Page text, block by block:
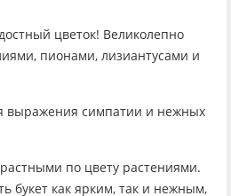
цветок! Великолепно
пионами, лизиантусами и
выражения симпатии и нежных
по цвету растениями.
букет как ярким, так и нежным,